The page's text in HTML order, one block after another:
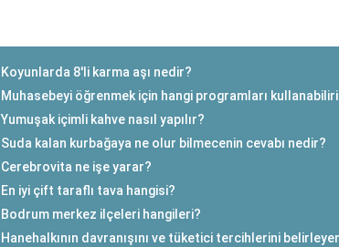
Koyunlarda 8'li karma aşı nedir?
Muhasebeyi öğrenmek için hangi programları
Yumuşak içimli kahve nasıl yapılır?
Suda kalan kurbağaya ne olur bilmecenin cevabı nedir?
Cerebrovita ne işe yarar?
En iyi çift taraflı tava hangisi?
Bodrum merkez ilçeleri hangileri?
Hanehalkının davranışını ve tüketici tercihlerini